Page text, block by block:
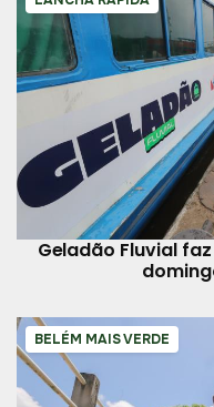
Geladão Fluvial
BELÉM MAIS VERDE